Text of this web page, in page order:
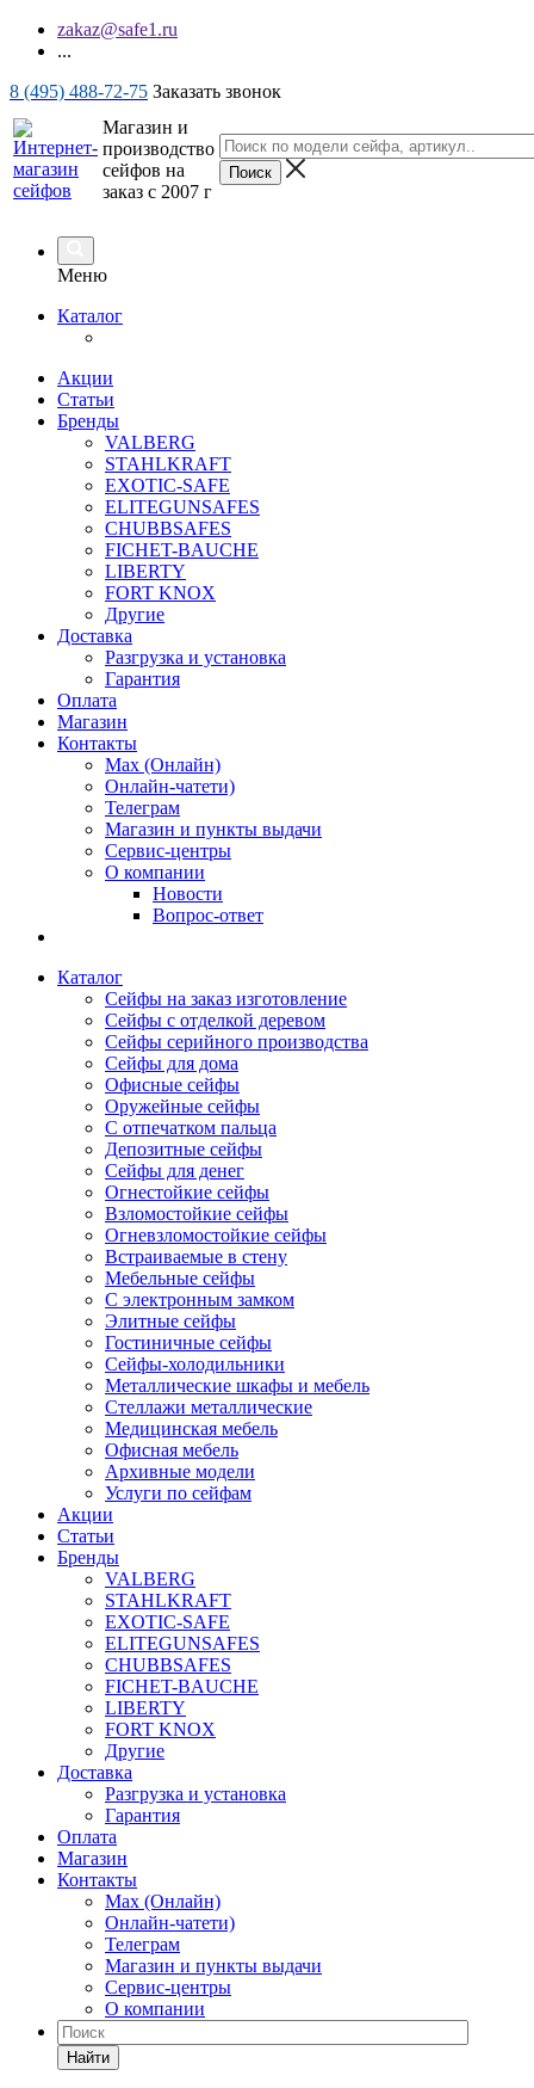
zakaz@safe1.ru
...
8 (495) 488-72-75 Заказать звонок
Магазин и
производство
сейфов на
заказ с 2007 г
Меню
Каталог
Акции
Статьи
Бренды
VALBERG
STAHLKRAFT
EXOTIC-SAFE
ELITEGUNSAFES
CHUBBSAFES
FICHET-BAUCHE
LIBERTY
FORT KNOX
Другие
Доставка
Разгрузка и установка
Гарантия
Оплата
Магазин
Контакты
Max (Онлайн)
Онлайн-чатети)
Телеграм
Магазин и пункты выдачи
Сервис-центры
О компании
Новости
Вопрос-ответ
Каталог
Сейфы на заказ изготовление
Сейфы с отделкой деревом
Сейфы серийного производства
Сейфы для дома
Офисные сейфы
Оружейные сейфы
С отпечатком пальца
Депозитные сейфы
Сейфы для денег
Огнестойкие сейфы
Взломостойкие сейфы
Огневзломостойкие сейфы
Встраиваемые в стену
Мебельные сейфы
С электронным замком
Элитные сейфы
Гостиничные сейфы
Сейфы-холодильники
Металлические шкафы и мебель
Стеллажи металлические
Медицинская мебель
Офисная мебель
Архивные модели
Услуги по сейфам
Акции
Статьи
Бренды
VALBERG
STAHLKRAFT
EXOTIC-SAFE
ELITEGUNSAFES
CHUBBSAFES
FICHET-BAUCHE
LIBERTY
FORT KNOX
Другие
Доставка
Разгрузка и установка
Гарантия
Оплата
Магазин
Контакты
Max (Онлайн)
Онлайн-чатети)
Телеграм
Магазин и пункты выдачи
Сервис-центры
О компании
Найти